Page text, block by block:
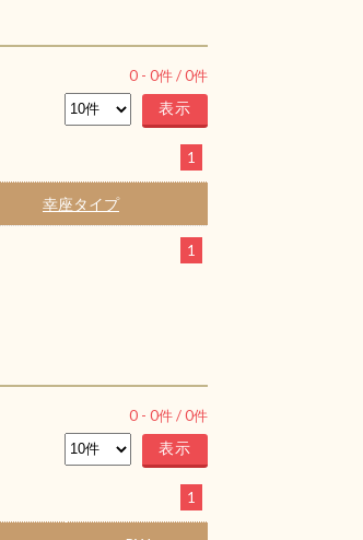
0 - 0件 /0件
1
幸座タイプ
1
0 - 0件 /0件
1